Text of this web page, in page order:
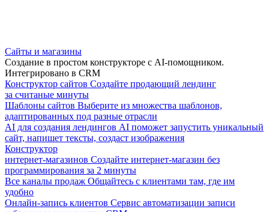
Сайты и магазины
Создание в простом конструкторе с AI-помощником.
Интегрировано в CRM
Конструктор сайтов Создайте продающий лендинг
за считаные минуты
Шаблоны сайтов Выберите из множества шаблонов,
адаптированных под разные отрасли
AI для создания лендингов AI поможет запустить уникальный
сайт, напишет тексты, создаст изображения
Конструктор
интернет-магазинов Создайте интернет-магазин без
программирования за 2 минуты
Все каналы продаж Общайтесь с клиентами там, где им
удобно
Онлайн-запись клиентов Сервис автоматизации записи